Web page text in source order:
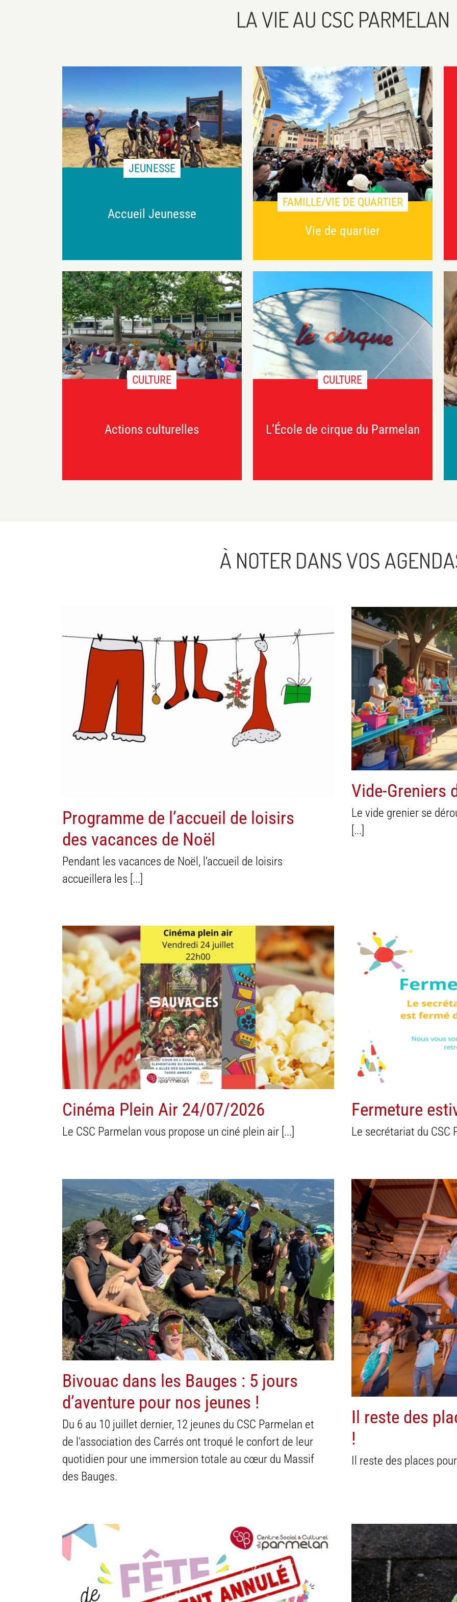
LA VIE AU CSC PARMELAN
JEUNESSE
Accueil Jeunesse
FAMILLE/VIE DE QUARTIER
Vie de quartier
CULTURE
Actions culturelles
CULTURE
L’École de cirque du Parmelan
À NOTER DANS VOS
Enfance
Programme de l’accueil de loisirs
des vacances de Noël
Pendant les vacances de Noël, l’accueil de loisirs
accueillera les [...]
Agenda
Vide-Greniers
Le vide grenier se
[...]
Agenda Famille / Vie de quartier
Cinéma Plein Air 24/07/2026
Le CSC Parmelan vous propose un ciné plein air [...]
Agenda
Fermeture
Le secrétariat du CSC
Agenda Ca s'est passé Jeunesse
Bivouac dans les Bauges : 5 jours
d’aventure pour nos jeunes !
Du 6 au 10 juillet dernier, 12 jeunes du CSC Parmelan et
de l'association des Carrés ont troqué le confort de leur
quotidien pour une immersion totale au cœur du Massif
des Bauges.
Il reste des
!
Il reste des places